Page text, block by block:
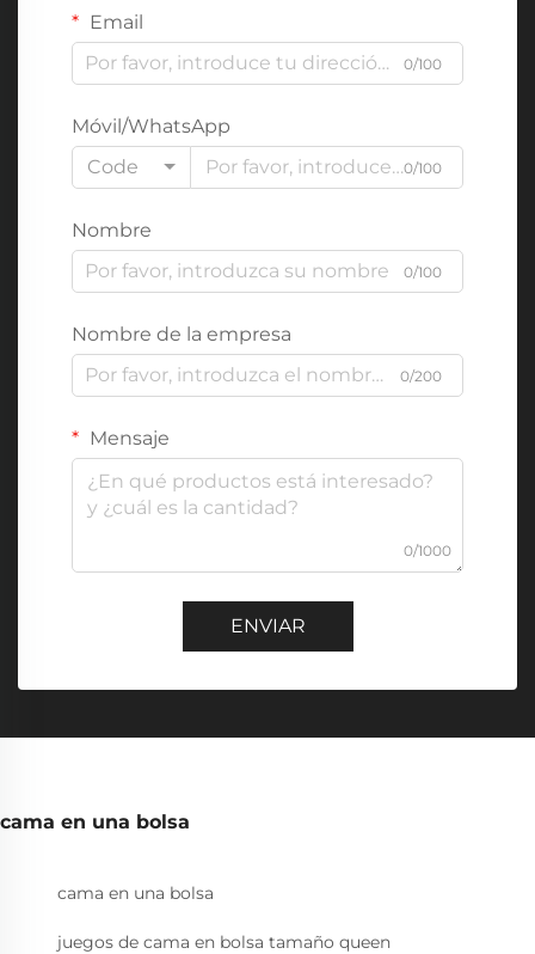
Email
0/100
Móvil/WhatsApp
Code
0/100
Nombre
0/100
Nombre de la empresa
0/200
Mensaje
0/1000
ENVIAR
cama en una bolsa
cama en una bolsa
juegos de cama en bolsa tamaño queen